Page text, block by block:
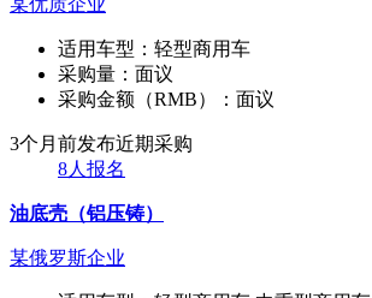
适用车型： 轻型商用车
采购量： 面议
采购金额（RMB）： 面议
3个月前发布近期采购
8人报名
油底壳（铝压铸）
某俄罗斯企业